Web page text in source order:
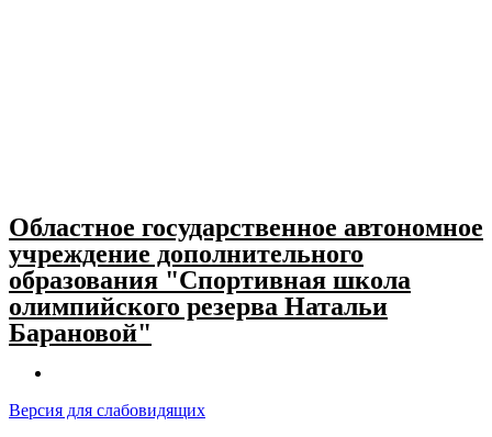
Областное государственное автономное
учреждение дополнительного
образования "Спортивная школа
олимпийского резерва Натальи
Барановой"
Версия для слабовидящих